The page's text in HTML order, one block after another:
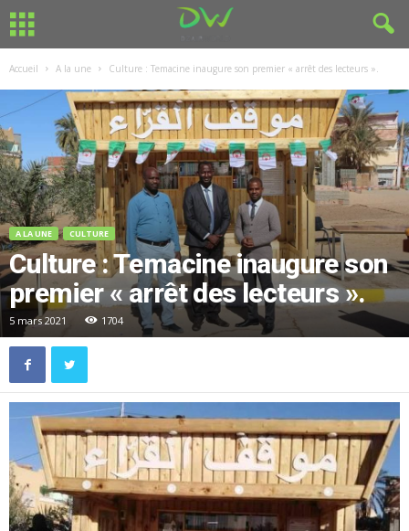
Accueil A la une Culture : Temacine inaugure son premier « arrêt des lecteurs ».
A LA UNE CULTURE
Culture : Temacine inaugure son
premier « arrêt des lecteurs ».
5 mars 2021 1704